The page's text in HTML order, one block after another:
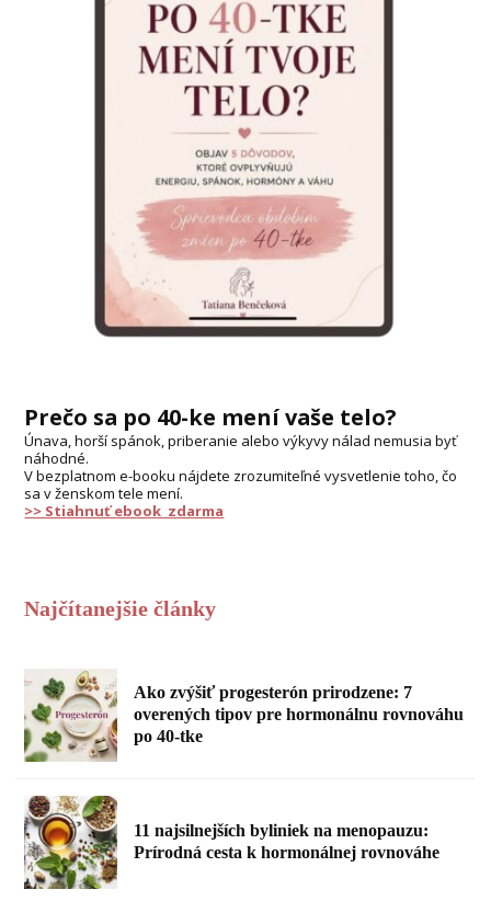
Prečo sa po 40-ke mení vaše telo?
Únava, horší spánok, priberanie alebo výkyvy nálad nemusia byť
náhodné.
V bezplatnom e-booku nájdete zrozumiteľné vysvetlenie toho, čo
sa v ženskom tele mení.
>> Stiahnuť ebook zdarma
Najčítanejšie články
Ako zvýšiť progesterón prirodzene: 7
overených tipov pre hormonálnu rovnováhu
po 40-tke
11 najsilnejších byliniek na menopauzu:
Prírodná cesta k hormonálnej rovnováhe